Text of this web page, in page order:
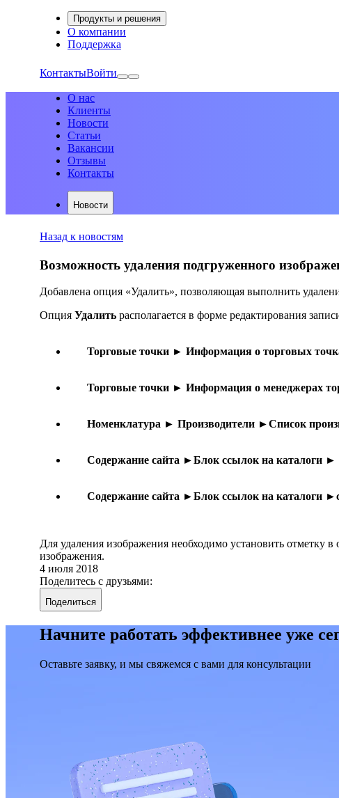
Продукты и решения
О компании
Поддержка
КонтактыВойти
О нас
Клиенты
Новости
Статьи
Вакансии
Отзывы
Контакты
Новости
Назад к новостям
Возможность удаления подгруженного
Добавлена опция «Удалить», позволяющая выполнить
Опция Удалить располагается в форме редактирования
Торговые точки ► Информация о торговых
Торговые точки ► Информация о менеджерах
Номенклатура ► Производители ►Список
Содержание сайта ►Блок ссылок на каталоги ►
Содержание сайта ►Блок ссылок на каталоги ►
Для удаления изображения необходимо установить отметку в
изображения.
4 июля 2018
Поделитесь с друзьями:
Поделиться
Начните работать эффективнее уже
Оставьте заявку, и мы свяжемся с вами для консультации